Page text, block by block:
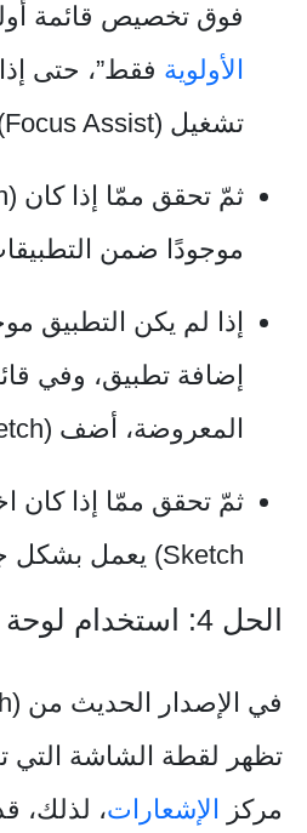
فوق تخصيص قائمة
الأولوية فقط”، حتى
تشغيل (Focus Assist).
موجودًا ضمن
إذا لم يكن التطبيق
إضافة تطبيق، وفي
المعروضة، أضف (Snip & Sketch).
Sketch) يعمل بشكل جيد.
الحل 4: استخدام لوحة الإشعارات
تظهر لقطة الشاشة التي
مركز الإشعارات، لذلك،